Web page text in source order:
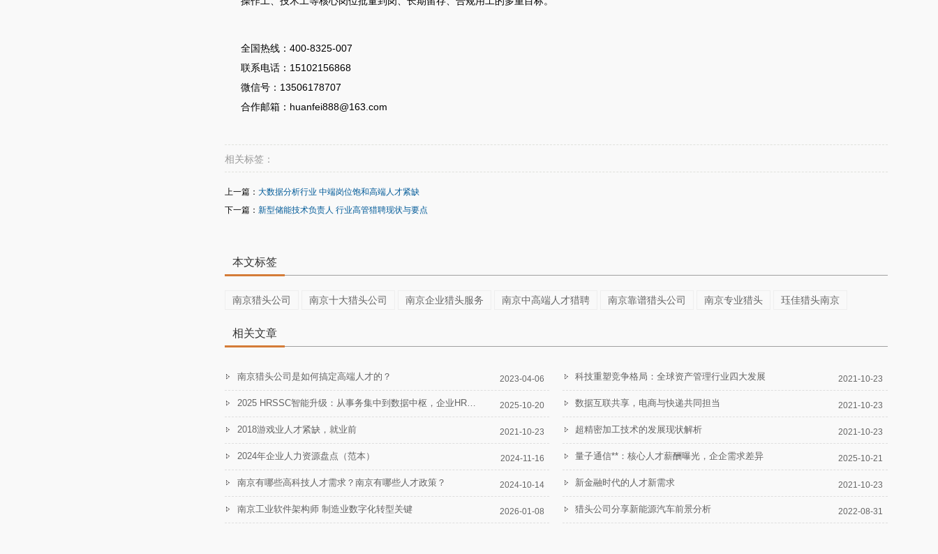
全国热线：400‑8325‑007
联系电话：15102156868
微信号：13506178707
合作邮箱：huanfei888@163.com
相关标签：
上一篇： 大数据分析行业 中端岗位饱和高端人才紧缺
下一篇： 新型储能技术负责人 行业高管猎聘现状与要点
本文标签
南京猎头公司 南京十大猎头公司 南京企业猎头服务 南京中高端人才猎聘 南京靠谱猎头公司 南京专业猎头 珏佳猎头南京
相关文章
南京猎头公司是如何搞定高端人才的？ 2023-04-06 科技重塑竞争格局：全球资产管理行业四大发展 2021-10-23
2025 HRSSC智能升级：从事务集中到数据中枢，企业HR转型路径指南 2025-10-20 数据互联共享，电商与快递共同担当 2021-10-23
2018游戏业人才紧缺，就业前 2021-10-23 超精密加工技术的发展现状解析 2021-10-23
2024年企业人力资源盘点（范本） 2024-11-16 量子通信**：核心人才薪酬曝光，企企需求差异 2025-10-21
南京有哪些高科技人才需求？南京有哪些人才政策？ 2024-10-14 新金融时代的人才新需求 2021-10-23
南京工业软件架构师 制造业数字化转型关键 2026-01-08 猎头公司分享新能源汽车前景分析 2022-08-31